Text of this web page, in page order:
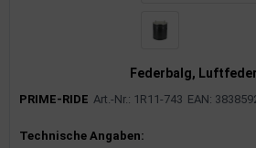
Federbalg,
PRIME-RIDE Art.-Nr.: 1R11-743 EAN:
Produktinformationen
Technische Angaben: